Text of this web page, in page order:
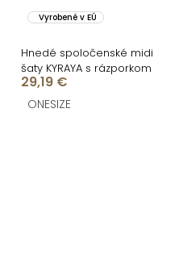
Vyrobené v EÚ
Hnedé spoločenské midi
šaty KYRAYA s rázporkom
29,19 €
ONESIZE